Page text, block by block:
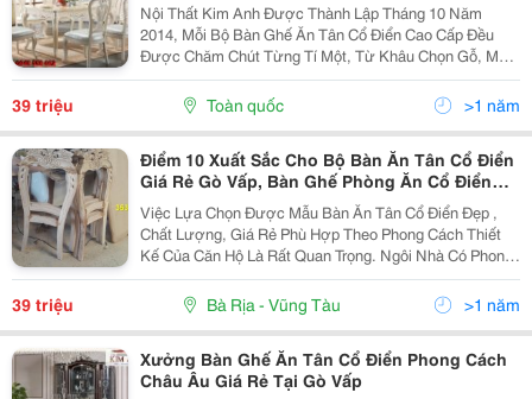
Nội Thất Kim Anh Được Thành Lập Tháng 10 Năm
2014, Mỗi Bộ Bàn Ghế Ăn Tân Cổ Điển Cao Cấp Đều
Được Chăm Chút Từng Tí Một, Từ Khâu Chọn Gỗ, Mút,
Vải Đến Các Khâu Chạm Khắc, Ráp Sườn, Chà Nhám,
Sơn, Bọc Vải Và Bảo Hành. Dưới Đây Là Các Mẫu Mới
39 triệu Toàn quốc >1 năm
Điểm 10 Xuất Sắc Cho Bộ Bàn Ăn Tân Cổ Điển
Giá Rẻ Gò Vấp, Bàn Ghế Phòng Ăn Cổ Điển
Châu Âu
Việc Lựa Chọn Được Mẫu Bàn Ăn Tân Cổ Điển Đẹp ,
Chất Lượng, Giá Rẻ Phù Hợp Theo Phong Cách Thiết
Kế Của Căn Hộ Là Rất Quan Trọng. Ngôi Nhà Có Phong
Cách Thiết Kế Nội Thất Tân Cổ Điển Cần Có Một Bộ
Bàn Ghế Ăn Cao Cấp Nhập Khẩu Đẹp Mang Đến Không
39 triệu Bà Rịa - Vũng Tàu >1 năm
Xưởng Bàn Ghế Ăn Tân Cổ Điển Phong Cách
Châu Âu Giá Rẻ Tại Gò Vấp